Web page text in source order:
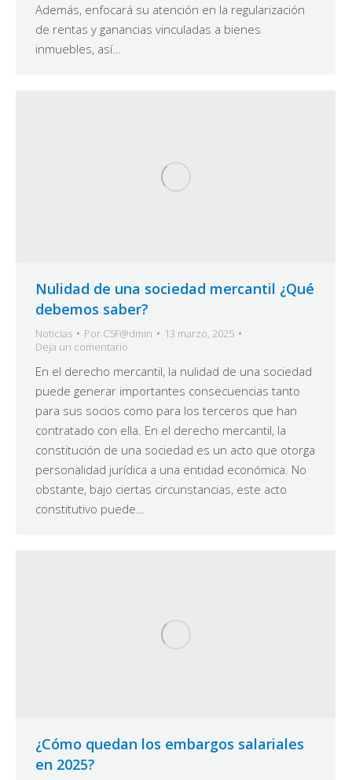
Además, enfocará su atención en la regularización
de rentas y ganancias vinculadas a bienes
inmuebles, así…
Nulidad de una sociedad mercantil ¿Qué
debemos saber?
Noticias Por C5F@dmin
13 marzo, 2025
Deja un comentario
En el derecho mercantil, la nulidad de una sociedad
puede generar importantes consecuencias tanto
para sus socios como para los terceros que han
contratado con ella. En el derecho mercantil, la
constitución de una sociedad es un acto que otorga
personalidad jurídica a una entidad económica. No
obstante, bajo ciertas circunstancias, este acto
constitutivo puede…
¿Cómo quedan los embargos salariales
en 2025?